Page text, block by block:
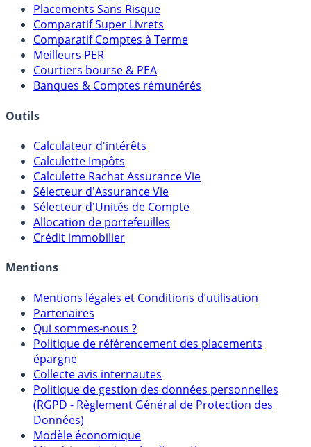
Meilleures Assurances-Vie
Meilleurs Fonds Euros
Placements Sans Risque
Comparatif Super Livrets
Comparatif Comptes à Terme
Meilleurs PER
Banques & Comptes rémunérés
Outils
Calculateur d'intérêts
Calculette Impôts
Calculette Rachat Assurance Vie
Sélecteur d'Assurance Vie
Sélecteur d'Unités de Compte
Crédit immobilier
Mentions
Mentions légales et Conditions d’utilisation
Partenaires
Qui sommes-nous ?
Politique de référencement des placements
épargne
Collecte avis internautes
Politique de gestion des données personnelles
(RGPD - Règlement Général de Protection des